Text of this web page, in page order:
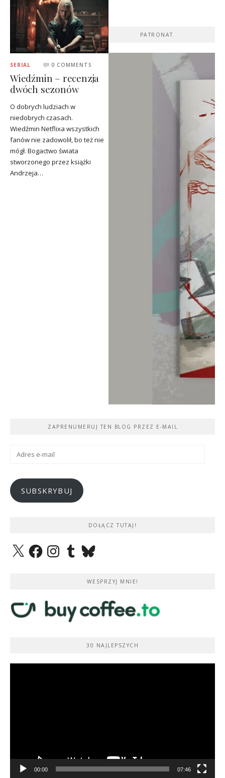
SERIAL 0 COMMENTS
Wiedźmin – recenzja
dwóch sezonów
O dobrych ludziach w
niedobrych czasach.
Wiedźmin Netflixa wszystkich
fanów nie zadowolił, bo też nie
mógł. Bogactwo świata
stworzonego przez książki
Andrzeja…
PATRONAT
ZAPRENUMERUJ TEN BLOG PRZEZ E-MAIL
Adres
SUBSKRYBUJ
DOŁĄCZ TUTAJ!
X FacebookInstagramTumblrBluesky
WESPRZYJ MNIE!
30 NAJLEPSZYCH
00:00 07:46